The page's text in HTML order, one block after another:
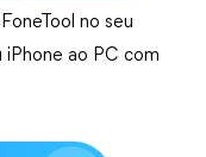
no seu
iPhone ao PC com